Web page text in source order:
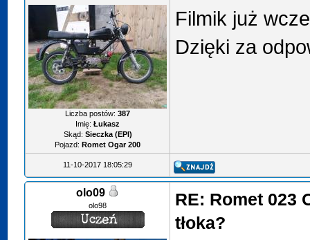
Liczba postów:387
Imię: Łukasz
Skąd: Sieczka (EPI)
Pojazd: Romet Ogar 200
Filmik już
Dzięki za
11-10-2017 18:05:29
olo09
olo98
RE: Romet 023
tłoka?